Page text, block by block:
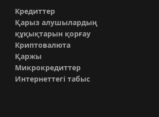
Кредиттер
Қарыз алушылардың
құқықтарын қорғау
Криптовалюта
Қаржы
Микрокредиттер
Интернеттегі табыс